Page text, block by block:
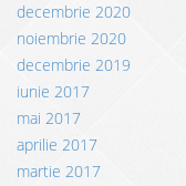
decembrie 2020
noiembrie 2020
decembrie 2019
iunie 2017
mai 2017
aprilie 2017
martie 2017